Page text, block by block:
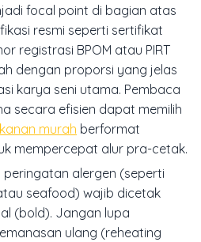
focal point di bagian atas
resmi seperti sertifikat
registrasi BPOM atau PIRT
dengan proporsi yang jelas
karya seni utama. Pembaca
secara efisien dapat memilih
murah berformat
mempercepat alur pra-cetak.
alergen (seperti
seafood) wajib dicetak
(bold). Jangan lupa
ulang (reheating